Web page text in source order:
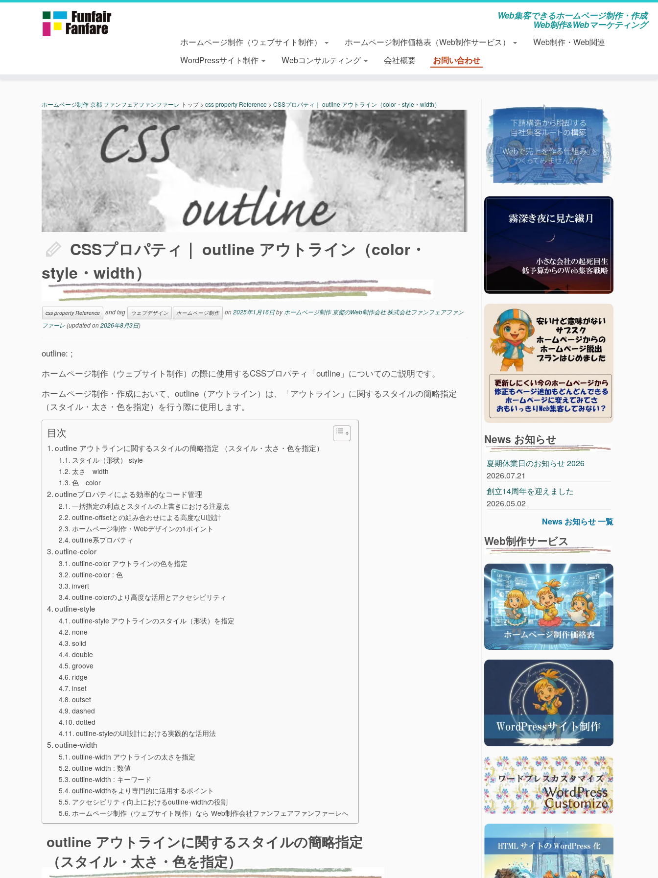
Web集客できるホームページ制作・作成
Web制作&Webマーケティング
ホームページ制作（ウェブサイト制作） ホームページ制作価格表（Web制作サービス）
Web制作・Web関連
WordPressサイト制作
Webコンサルティング 会社概要 お問い合わせ
ホームページ制作 京都 ファンフェアファンファーレ トップ> css property Reference > CSSプロパティ｜ outline アウトライン（color・style・width）
CSSプロパティ｜ outline アウトライン（color・
style・width）
css property Reference and tag ウェブデザイン ホームページ制作 on2025年1月16日byホームページ制作 京都のWeb制作会社 株式会社ファンフェアファン
ファーレ(updated on2026年8月3日)
outline: ;
ホームページ制作（ウェブサイト制作）の際に使用するCSSプロパティ「outline」についてのご説明です。
ホームページ制作・作成において、outline（アウトライン）は、「アウトライン」に関するスタイルの簡略指定
（スタイル・太さ・色を指定）を行う際に使用します。
目次
outline アウトラインに関するスタイルの簡略指定 （スタイル・太さ・色を指定）
スタイル（形状） style
太さ width
色 color
outlineプロパティによる効率的なコード管理
一括指定の利点とスタイルの上書きにおける注意点
outline-offsetとの組み合わせによる高度なUI設計
ホームページ制作・Webデザインの1ポイント
outline系プロパティ
outline-color
outline-color アウトラインの色を指定
outline-color : 色
invert
outline-colorのより高度な活用とアクセシビリティ
outline-style
outline-style アウトラインのスタイル（形状）を指定
none
solid
double
groove
ridge
inset
outset
dashed
dotted
outline-styleのUI設計における実践的な活用法
outline-width
outline-width アウトラインの太さを指定
outline-width : 数値
outline-width : キーワード
outline-widthをより専門的に活用するポイント
アクセシビリティ向上におけるoutline-widthの役割
ホームページ制作（ウェブサイト制作）なら Web制作会社ファンフェアファンファーレへ
outline アウトラインに関するスタイルの簡略指定
（スタイル・太さ・色を指定）
News お知らせ
夏期休業日のお知らせ 2026
2026.07.21
創立14周年を迎えました
2026.05.02
News お知らせ 一覧
Web制作サービス